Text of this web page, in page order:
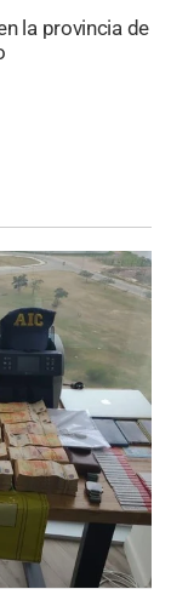
la provincia de